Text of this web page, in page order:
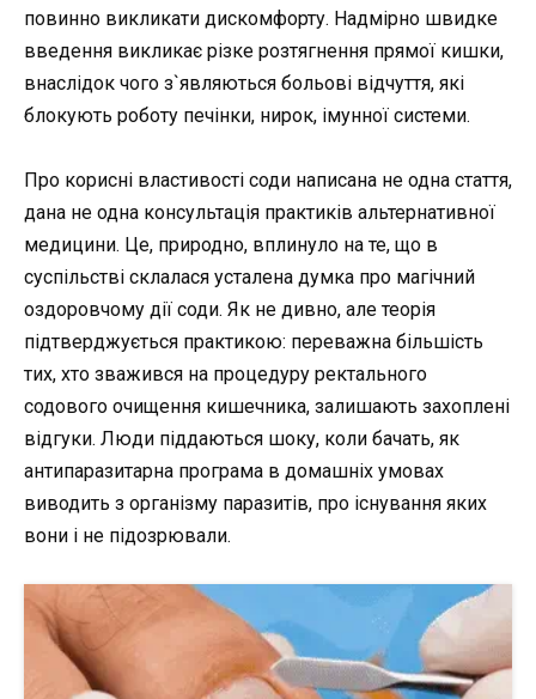
повинно викликати дискомфорту. Надмірно швидке
введення викликає різке розтягнення прямої кишки,
внаслідок чого з`являються больові відчуття, які
блокують роботу печінки, нирок, імунної системи.
Про корисні властивості соди написана не одна стаття,
дана не одна консультація практиків альтернативної
медицини. Це, природно, вплинуло на те, що в
суспільстві склалася усталена думка про магічний
оздоровчому дії соди. Як не дивно, але теорія
підтверджується практикою: переважна більшість
тих, хто зважився на процедуру ректального
содового очищення кишечника, залишають захоплені
відгуки. Люди піддаються шоку, коли бачать, як
антипаразитарна програма в домашніх умовах
виводить з організму паразитів, про існування яких
вони і не підозрювали.